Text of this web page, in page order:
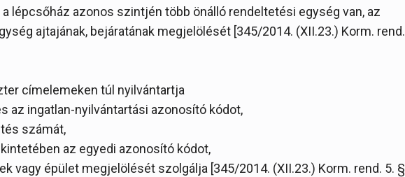
a lépcsőház azonos szintjén több önálló rendeltetési egység van, az
ajtajának, bejáratának megjelölését [345/2014. (XII.23.) Korm. rend.
címelemeken túl nyilvántartja
az ingatlan-nyilvántartási azonosító kódot,
számát,
az egyedi azonosító kódot,
vagy épület megjelölését szolgálja [345/2014. (XII.23.) Korm. rend. 5. §